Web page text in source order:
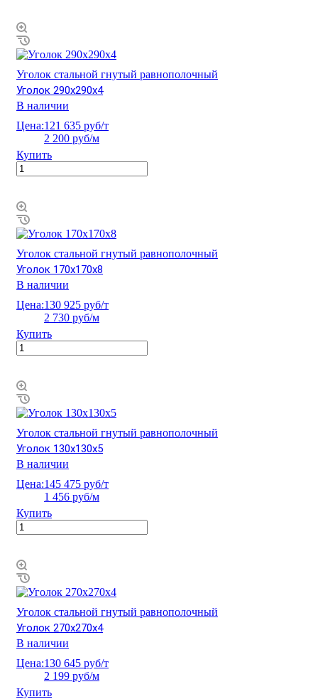
Уголок стальной гнутый равнополочный
Уголок 290х290х4
В наличии
Цена:121 635 руб/т
2 200 руб/м
Купить
Уголок стальной гнутый равнополочный
Уголок 170х170х8
В наличии
Цена:130 925 руб/т
2 730 руб/м
Купить
Уголок стальной гнутый равнополочный
Уголок 130х130х5
В наличии
Цена:145 475 руб/т
1 456 руб/м
Купить
Уголок стальной гнутый равнополочный
Уголок 270х270х4
В наличии
Цена:130 645 руб/т
2 199 руб/м
Купить